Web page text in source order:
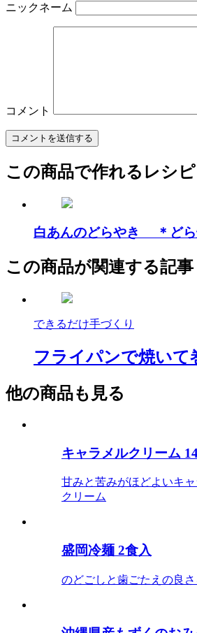
ニックネーム
コメント
この商品で作れるレシピ
白あんのどらやき ＊どら
この商品が関連する記事
できるだけ手づくり
フライパンで焼いて
他の商品も見る
キャラメルクリーム
甘みと苦みがほどよいキ
クリーム
盛岡冷麺 2食入
のどごしと歯ごたえの良